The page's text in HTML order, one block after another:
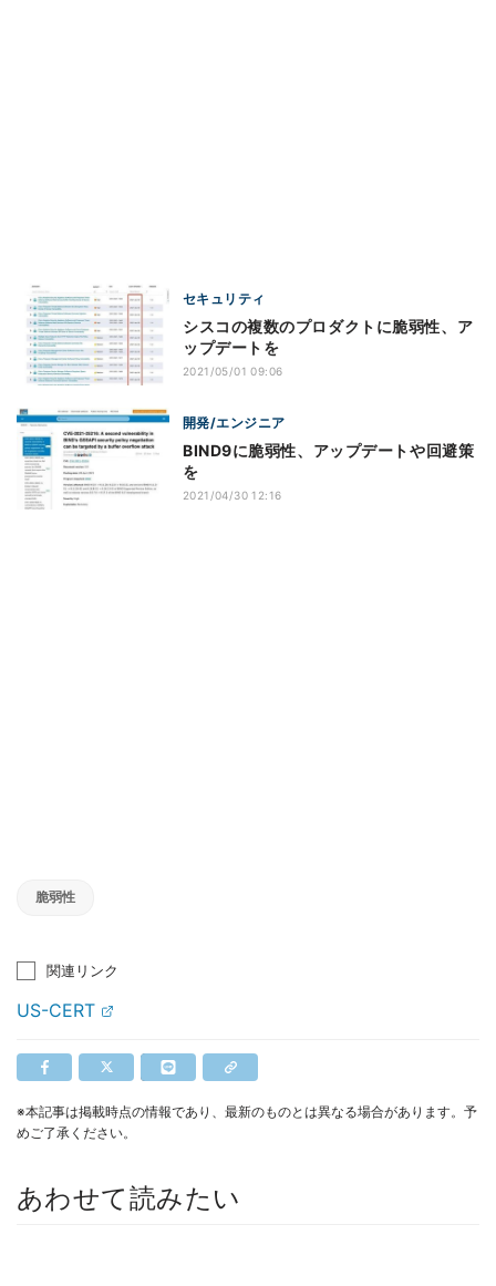
セキュリティ
シスコの複数のプロダクトに脆弱性、ア
ップデートを
2021/05/01 09:06
開発/エンジニア
BIND9に脆弱性、アップデートや回避策
を
2021/04/30 12:16
脆弱性
関連リンク
US-CERT
※本記事は掲載時点の情報であり、最新のものとは異なる場合があります。予
めご了承ください。
あわせて読みたい